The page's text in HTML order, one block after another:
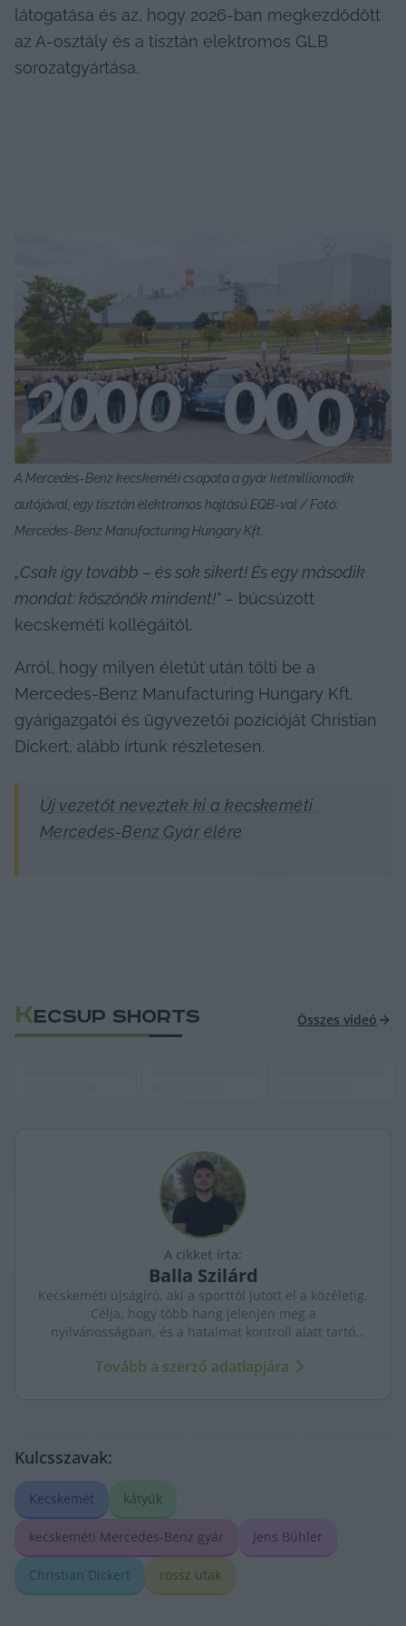
látogatása és az, hogy 2026-ban megkezdődött
az A-osztály és a tisztán elektromos GLB
sorozatgyártása.
A Mercedes-Benz kecskeméti csapata a gyár kétmilliomodik
autójával, egy tisztán elektromos hajtású EQB-val / Fotó:
Mercedes-Benz Manufacturing Hungary Kft.
„Csak így tovább – és sok sikert! És egy második
mondat: köszönök mindent!” – búcsúzott
kecskeméti kollégáitól.
Arról, hogy milyen életút után tölti be a
Mercedes‑Benz Manufacturing Hungary Kft.
gyárigazgatói és ügyvezetői pozícióját Christian
Dickert, alább írtunk részletesen.
Új vezetőt neveztek ki a kecskeméti
Mercedes-Benz Gyár élére
KECSUP SHORTS Összes videó
A cikket írta:
Balla Szilárd
Kecskeméti újságíró, aki a sporttól jutott el a közéletig.
Célja, hogy több hang jelenjen meg a
nyilvánosságban, és a hatalmat kontroll alatt tartó
kritikus szemmel követi.
Tovább a szerző adatlapjára
Kulcsszavak:
Kecskemét kátyúk
kecskeméti Mercedes-Benz gyár Jens Bühler
Christian Dickert rossz utak